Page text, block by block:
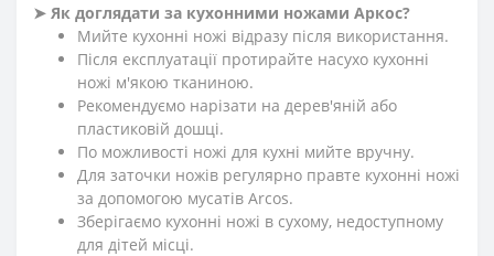
➤ Як доглядати за кухонними ножами Аркос?
Мийте кухонні ножі відразу після використання.
Після експлуатації протирайте насухо кухонні
ножі м'якою тканиною.
Рекомендуємо нарізати на дерев'яній або
пластиковій дошці.
По можливості ножі для кухні мийте вручну.
Для заточки ножів регулярно правте кухонні ножі
за допомогою мусатів Arcos.
Зберігаємо кухонні ножі в сухому, недоступному
для дітей місці.